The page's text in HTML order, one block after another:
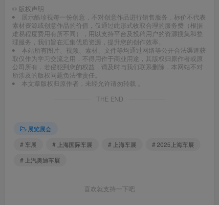
© 版权声明
展示酷珍视每一份创意，不对创意作品进行销售服务，标价不代表
素材资源或创意作品的价值，仅通过此形式收取合理的服务费（根据
难易程度费用有所不同），用以支持平台及投稿用户的资源搜集和整
理服务，我们旨在汇集优质资源，提升您的创作效率。
本站所有图片、视频、素材、文件等均通过网络等公开合法渠道获
取仅作为学习交流之用，不得用作于商业用途，其版权归原作者或原
公司所有，若侵犯到您的权益，请及时与我们联系删除，本网站不对
所涉及的版权问题负法律责任。
本文章版权归原作者，未经允许请勿转载 。
THE END
展览展会
# 车展
# 上海国际车展 # 上海车展
# 2025上海车展
# 上汽奥迪车展
喜欢就支持一下吧